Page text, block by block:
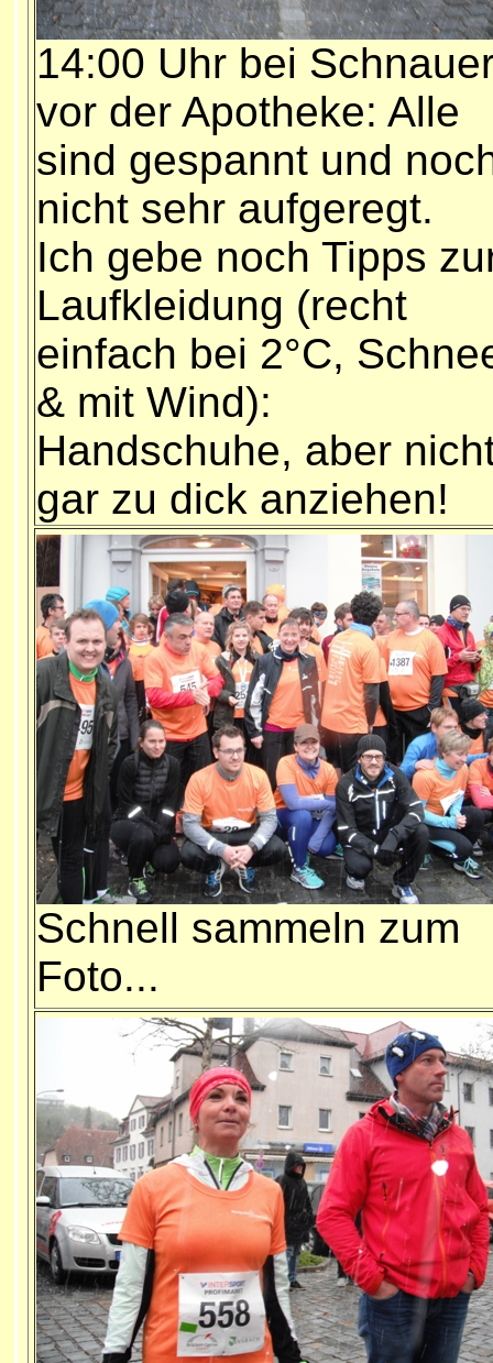
14:00 Uhr bei
vor der Apotheke: Alle
sind gespannt und
nicht sehr aufgeregt.
Ich gebe noch Tipps
Laufkleidung (recht
einfach bei 2°C,
& mit Wind):
Handschuhe, aber
gar zu dick anziehen!
Schnell sammeln zum
Foto...